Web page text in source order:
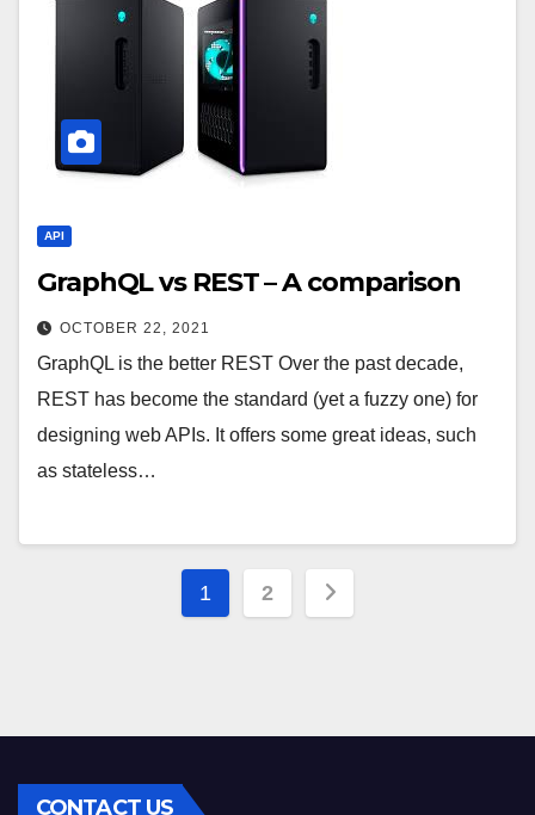
API
GraphQL vs REST – A comparison
OCTOBER 22, 2021
GraphQL is the better REST Over the past decade,
REST has become the standard (yet a fuzzy one) for
designing web APIs. It offers some great ideas, such
as stateless…
Posts
1 2
CONTACT US